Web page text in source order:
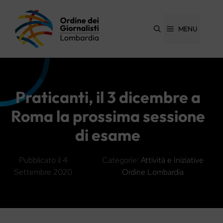
contenuto
MENU
Praticanti, il 3 dicembre a
Roma la prossima sessione
di esame
Pubblicato il 4
Settembre 2020
Categorie: Attività e Iniziative
Ordine Lombardia